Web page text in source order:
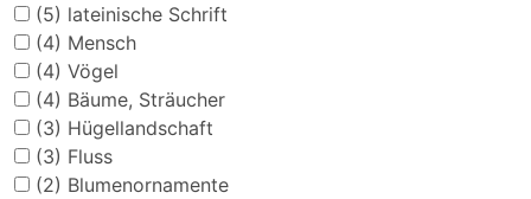
(5) lateinische Schrift
(4) Mensch
(4) Vögel
(4) Bäume, Sträucher
(3) Hügellandschaft
(3) Fluss
(2) Blumenornamente